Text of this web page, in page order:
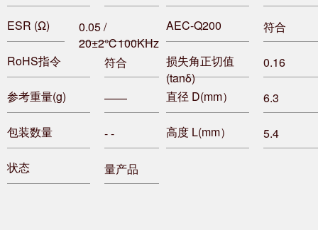
ESR (Ω)
0.05 /
20±2℃100KHz
AEC-Q200 符合
RoHS指令 符合
损失角正切值
(tanδ)
0.16
参考重量(g) —— 直径 D(mm） 6.3
包装数量 - - 高度 L(mm） 5.4
状态 量产品